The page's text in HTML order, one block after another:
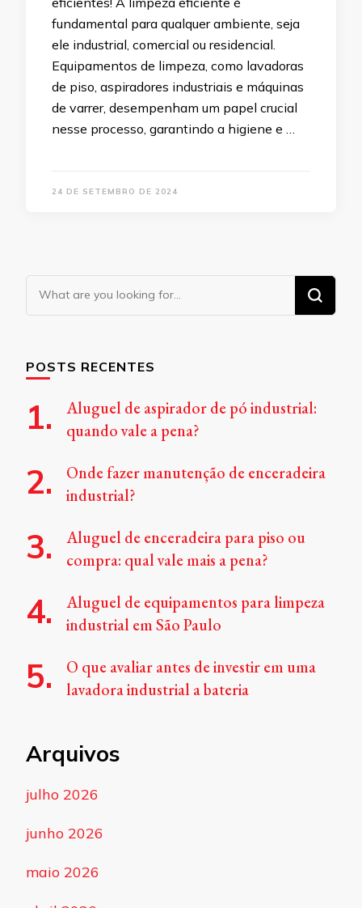
fundamental para qualquer ambiente, seja
ele industrial, comercial ou residencial.
Equipamentos de limpeza, como lavadoras
de piso, aspiradores industriais e máquinas
de varrer, desempenham um papel crucial
nesse processo, garantindo a higiene e …
24 DE SETEMBRO DE 2024
Looking
for
POSTS RECENTES
Aluguel de aspirador de pó industrial:
quando vale a pena?
Onde fazer manutenção de enceradeira
industrial?
Aluguel de enceradeira para piso ou
compra: qual vale mais a pena?
Aluguel de equipamentos para limpeza
industrial em São Paulo
O que avaliar antes de investir em uma
lavadora industrial a bateria
Arquivos
julho 2026
junho 2026
maio 2026